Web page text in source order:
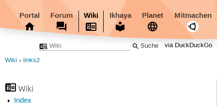
Portal Forum Wiki Ikhaya Planet Mitmachen
via DuckDuckGo
Wiki links2
Wiki
Index